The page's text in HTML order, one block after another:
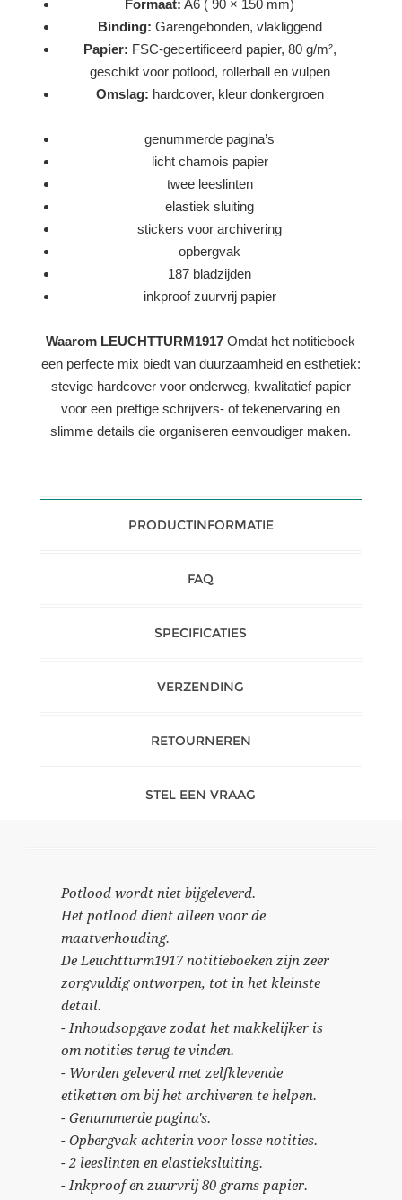
Formaat: A6 ( 90 × 150 mm)
Binding: Garengebonden, vlakliggend
Papier: FSC-gecertificeerd papier, 80 g/m²,
geschikt voor potlood, rollerball en vulpen
Omslag: hardcover, kleur donkergroen
genummerde pagina’s
licht chamois papier
twee leeslinten
elastiek sluiting
stickers voor archivering
opbergvak
187 bladzijden
inkproof zuurvrij papier
Waarom LEUCHTTURM1917 Omdat het notitieboek
een perfecte mix biedt van duurzaamheid en esthetiek:
stevige hardcover voor onderweg, kwalitatief papier
voor een prettige schrijvers- of tekenervaring en
slimme details die organiseren eenvoudiger maken.
PRODUCTINFORMATIE
FAQ
SPECIFICATIES
VERZENDING
RETOURNEREN
STEL EEN VRAAG
Potlood wordt niet bijgeleverd.
Het potlood dient alleen voor de
maatverhouding.
De Leuchtturm1917 notitieboeken zijn zeer
zorgvuldig ontworpen, tot in het kleinste
detail.
- Inhoudsopgave zodat het makkelijker is
om notities terug te vinden.
- Worden geleverd met zelfklevende
etiketten om bij het archiveren te helpen.
- Genummerde pagina's.
- Opbergvak achterin voor losse notities.
- 2 leeslinten en elastieksluiting.
- Inkproof en zuurvrij 80 grams papier.